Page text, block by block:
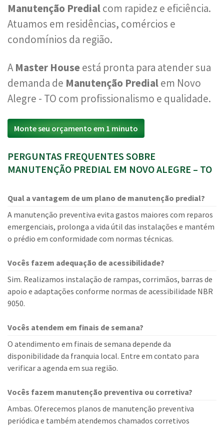
Manutenção Predialcom rapidez e eficiência.
Atuamos em residências, comércios e
condomínios da região.
AMaster House está pronta para atender sua
demanda de Manutenção Predialem Novo
Alegre - TO com profissionalismo e qualidade.
Monte seu orçamento em 1 minuto
PERGUNTAS FREQUENTES SOBRE
MANUTENÇÃO PREDIAL EM NOVO ALEGRE – TO
Qual a vantagem de um plano de manutenção predial?
A manutenção preventiva evita gastos maiores com reparos
emergenciais, prolonga a vida útil das instalações e mantém
o prédio em conformidade com normas técnicas.
Vocês fazem adequação de acessibilidade?
Sim. Realizamos instalação de rampas, corrimãos, barras de
apoio e adaptações conforme normas de acessibilidade NBR
9050.
Vocês atendem em finais de semana?
O atendimento em finais de semana depende da
disponibilidade da franquia local. Entre em contato para
verificar a agenda em sua região.
Vocês fazem manutenção preventiva ou corretiva?
Ambas. Oferecemos planos de manutenção preventiva
periódica e também atendemos chamados corretivos